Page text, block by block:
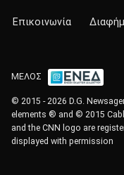
Επικοινωνία
ΜΕΛΟΣ
© 2015 - 2026 D.G.
elements ® and © 2015
and the CNN logo are
displayed with permission